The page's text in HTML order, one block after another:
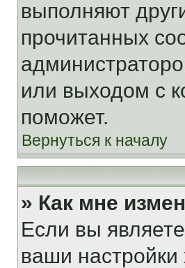
выполняют
прочитанных
или выходом с
поможет.
Вернуться к началу
» Как мне
Если вы
ваши